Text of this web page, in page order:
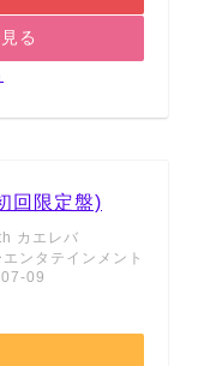
る
回限定盤)
カエレバ
ンタテインメント
09